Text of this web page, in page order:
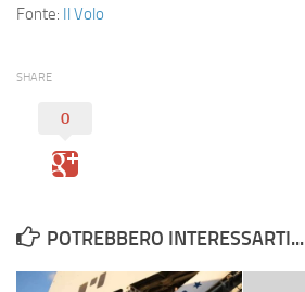
Fonte: Il Volo
SHARE
0
POTREBBERO INTERESSARTI...